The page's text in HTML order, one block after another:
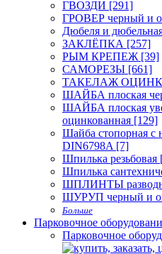
ГВОЗДИ [291]
ГРОВЕР черный и
Дюбеля и
ЗАКЛЁПКА [257]
РЫМ КРЕПЕЖ [39]
САМОРЕЗЫ [661]
ТАКЕЛАЖ
ШАЙБА плоская
ШАЙБА плоская
оцинкованная [129]
Шайба стопорная с
DIN6798A [7]
Шпилька резьбовая
Шпилька
ШПЛИНТЫ
ШУРУП черный и
Больше
Парковочное
Парковочное